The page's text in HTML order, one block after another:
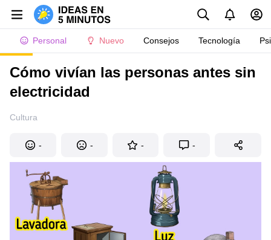
Personal Nuevo Consejos Tecnología
Cómo vivían las personas antes sin
electricidad
Cultura
- - - -